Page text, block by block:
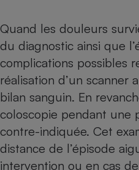
Quand les douleurs
du diagnostic ainsi que
complications possibles
réalisation d’un scanner
bilan sanguin. En
coloscopie pendant une
contre-indiquée. Cet
distance de l’épisode
intervention ou en cas